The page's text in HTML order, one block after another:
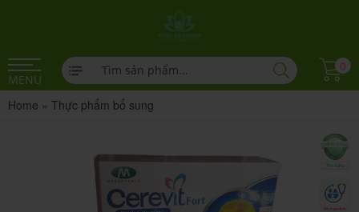
MENU
0
Home » Thực phẩm bổ sung